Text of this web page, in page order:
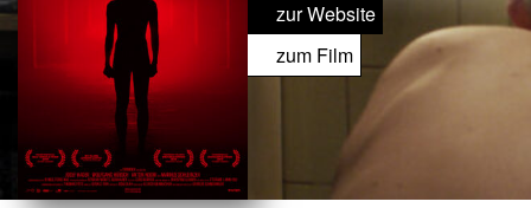
zur Website
zum Film